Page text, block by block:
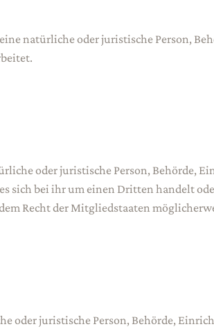
natürliche oder juristische Person,
oder juristische Person, Behörde,
sich bei ihr um einen Dritten handelt
Recht der Mitgliedstaaten
oder juristische Person, Behörde,